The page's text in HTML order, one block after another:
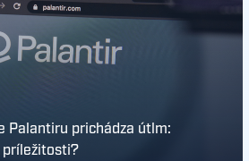
Palantiru prichádza útlm:
príležitosti?